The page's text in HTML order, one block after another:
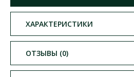
ХАРАКТЕРИСТИКИ
ОТЗЫВЫ (0)